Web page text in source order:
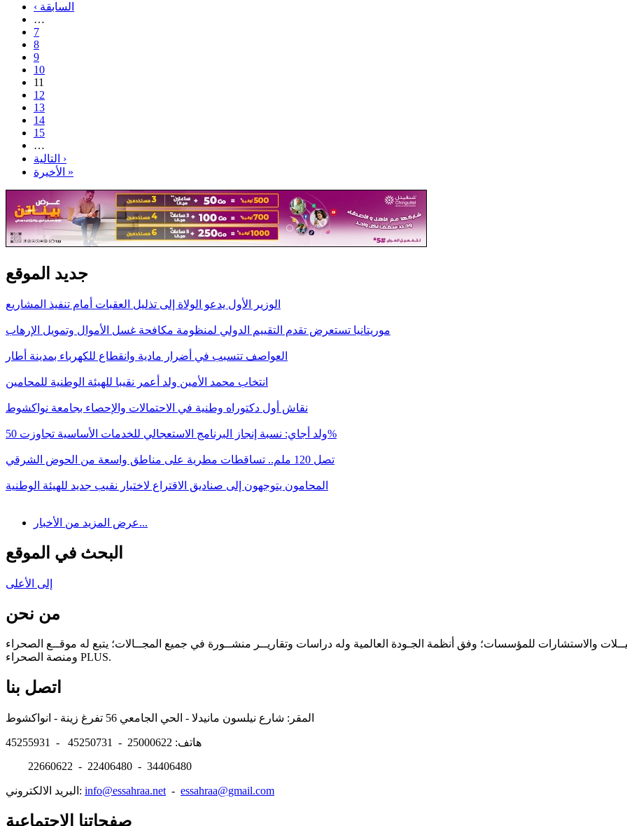
‹ السابقة
…
7
8
9
10
11
12
13
14
15
…
التالية ›
الأخيرة »
جديد الموقع
الوزير الأول يدعو الولاة إلى تذليل العقبات أمام تنفيذ المشاريع
موريتانيا تستعرض تقدم التقييم الدولي لمنظومة مكافحة غسل الأموال وتمويل الإرهاب
العواصف تتسبب في أضرار مادية وانقطاع للكهرباء بمدينة أطار
انتخاب محمد الأمين ولد أعمر نقيبا للهيئة الوطنية للمحامين
نقاش أول دكتوراه وطنية في الاحتمالات والإحصاء بجامعة نواكشوط
ولد أجاي: نسبة إنجاز البرنامج الاستعجالي للخدمات الأساسية تجاوزت 50%
تصل 120 ملم.. تساقطات مطرية على مناطق واسعة من الحوض الشرقي
المحامون يتوجهون إلى صناديق الاقتراع لاختيار نقيب جديد للهيئة الوطنية
عرض المزيد من الأخبار...
البحث في الموقع
إلى الأعلى
من نحن
والاستشارات للمؤسسات؛ وفق أنظمة الجـودة العالمية وله دراسات وتقاريــر منشــورة في جميع المجــالات؛ يتبع له موقــع الصحراء
ومنصة الصحراء PLUS.
اتصل بنا
هاتف: 25000622 - 45250731 - 45255931
22660622 - 22406480 - 34406480
البريد الالكتروني: info@essahraa.net - essahraa@gmail.com
صفحاتنا الإجتماعية